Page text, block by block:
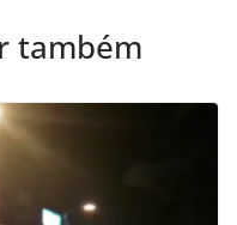
também